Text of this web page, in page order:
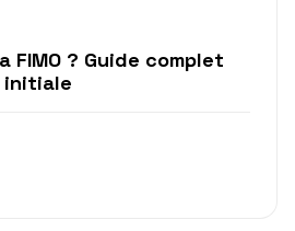
FIMO ? Guide complet
initiale